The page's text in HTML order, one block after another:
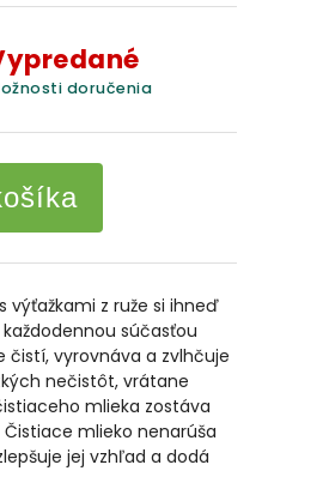
doručenia
z ruže si ihneď
súčasťou
čistí, vyrovnáva a zvlhčuje
nečistôt, vrátane
mlieka zostáva
mlieko nenarúša
jej vzhľad a dodá